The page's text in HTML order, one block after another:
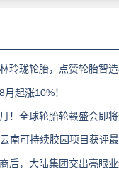
玲珑轮胎，点赞轮胎智
起涨10%！
！全球轮胎轮毂盛会即将
南可持续胶园项目获评
后，大陆集团交出亮眼